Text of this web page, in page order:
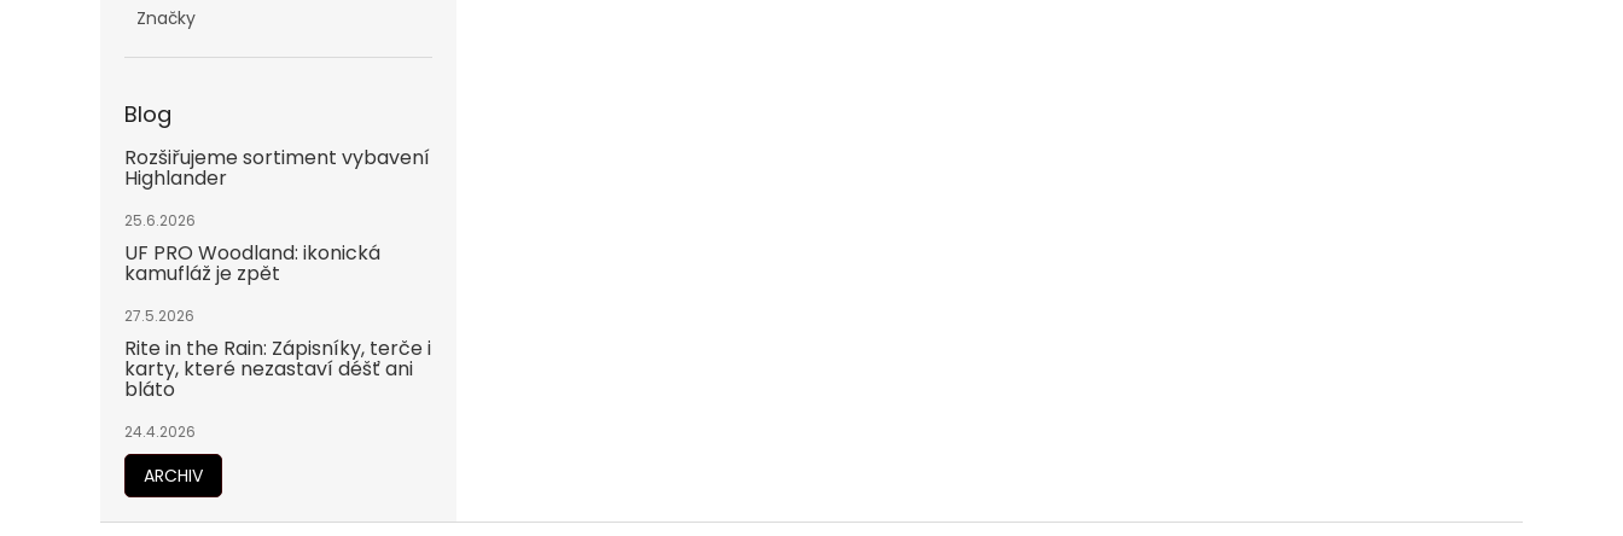
Značky
Blog
Rozšiřujeme sortiment vybavení
Highlander
25.6.2026
UF PRO Woodland: ikonická
kamufláž je zpět
27.5.2026
Rite in the Rain: Zápisníky, terče i
karty, které nezastaví déšť ani
bláto
24.4.2026
ARCHIV